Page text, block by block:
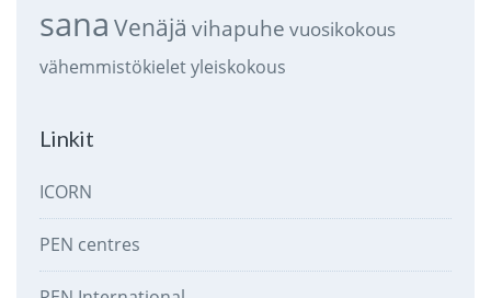
sana Venäjä vihapuhe vuosikokous
vähemmistökieletyleiskokous
Linkit
ICORN
PEN centres